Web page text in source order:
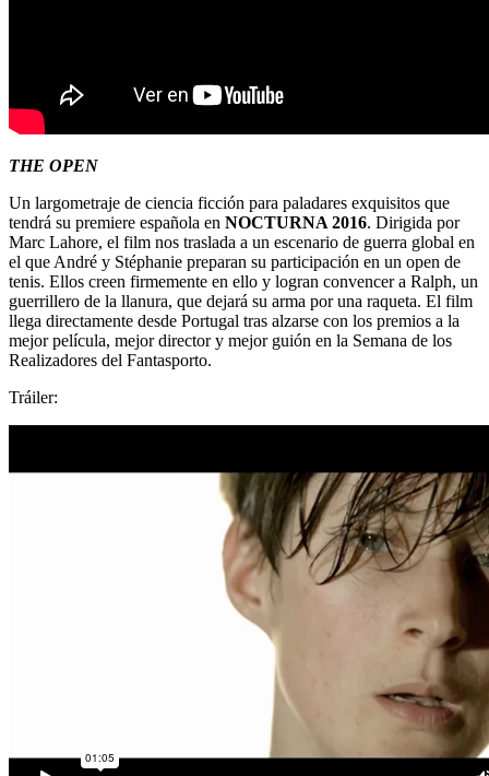
THE OPEN
Un largometraje de ciencia ficción para paladares exquisitos que
tendrá su premiere española en NOCTURNA 2016. Dirigida por
Marc Lahore, el film nos traslada a un escenario de guerra global en
el que André y Stéphanie preparan su participación en un open de
tenis. Ellos creen firmemente en ello y logran convencer a Ralph, un
guerrillero de la llanura, que dejará su arma por una raqueta. El film
llega directamente desde Portugal tras alzarse con los premios a la
mejor película, mejor director y mejor guión en la Semana de los
Realizadores del Fantasporto.
Tráiler: